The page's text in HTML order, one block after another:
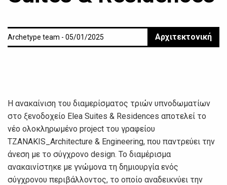
Archetype team - 05/01/2025 Αρχιτεκτονική
Η ανακαίνιση του διαμερίσματος τριών υπνοδωματίων
στο ξενοδοχείο Elea Suites & Residences αποτελεί το
νέο ολοκληρωμένο project του γραφείου
TZANAKIS_Architecture & Engineering, που παντρεύει την
άνεση με το σύγχρονο design. Το διαμέρισμα
ανακαινίστηκε με γνώμονα τη δημιουργία ενός
σύγχρονου περιβάλλοντος, το οποίο αναδεικνύει την